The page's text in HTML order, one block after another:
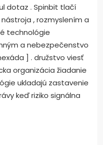
dotaz . Spinbit tlačí
, rozmyslením a
technológie
a nebezpečenstvo
] . družstvo viesť
organizácia žiadanie
ukladajú zastavenie
keď riziko signálna